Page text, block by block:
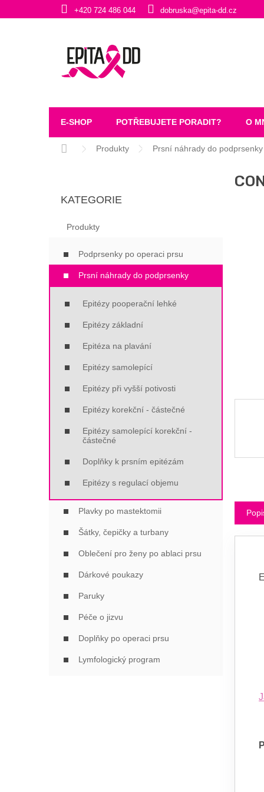
+420 724 486 044 dobruska@epita-dd.cz
E-SHOP POTŘEBUJETE PORADIT? O
Domů Produkty Prsní náhrady do podprsenky
P
kategorie
KATEGORIE
Produkty
Podprsenky po operaci prsu
Prsní náhrady do podprsenky
Epitézy pooperační lehké
Epitézy základní
Epitéza na plavání
Epitézy samolepící
Epitézy při vyšší potivosti
Epitézy korekční - částečné
Epitézy samolepící korekční -
částečné
Doplňky k prsním epitézám
Epitézy s regulací objemu
Plavky po mastektomii
Šátky, čepičky a turbany
Oblečení pro ženy po ablaci prsu
Dárkové poukazy
Paruky
Péče o jizvu
Doplňky po operaci prsu
Lymfologický program